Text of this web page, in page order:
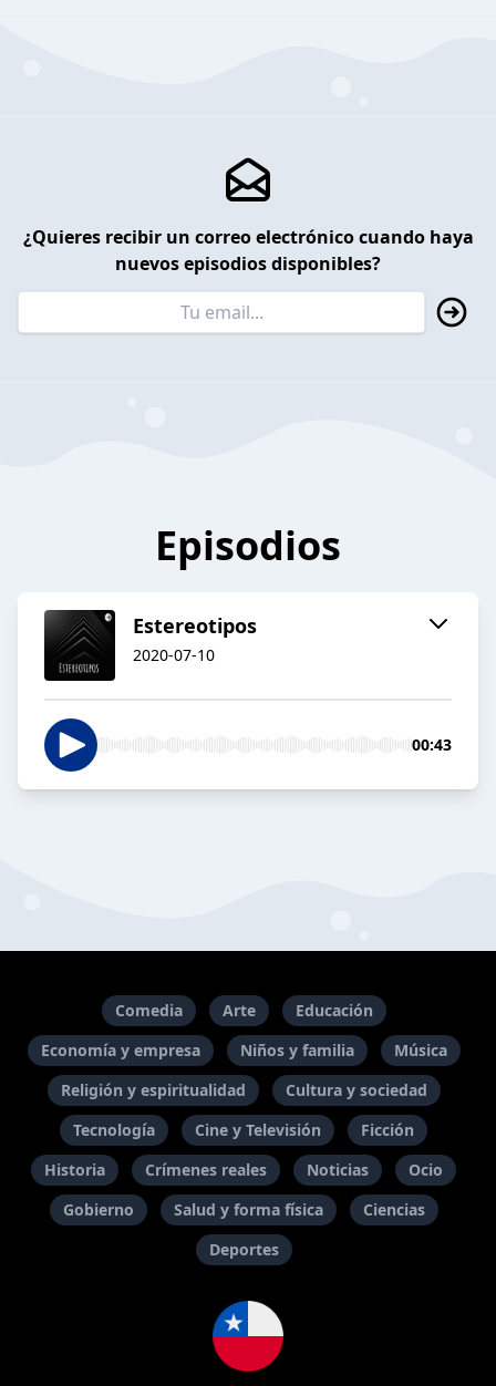
¿Quieres recibir un correo electrónico cuando haya
nuevos episodios disponibles?
Episodios
Estereotipos
2020-07-10
00:43
Comedia Arte
Educación
Economía y empresa
Niños y familia
Música
Religión y espiritualidad
Cultura y sociedad
Tecnología
Cine y Televisión
Ficción
Historia
Crímenes reales Noticias
Ocio
Gobierno
Salud y forma física
Ciencias
Deportes